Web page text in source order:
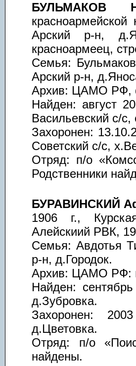
БУЛЬМАКОВ
Арский р-н,
красноармеец,
Семья:
Арский р-н,
Архив: ЦАМО РФ,
Найден: август
Васильевский с/с,
Захоронен:
Советский с/с,
Отряд: п/о
Родственники
БУРАВИНСКИЙ
1906 г.,
Алейскиий РВК,
Семья: Авдотья
р-н, д.Городок.
Архив: ЦАМО РФ:
Найден:
д.Зубровка.
Захоронен:
д.Цветовка.
Отряд: п/о
найдены.